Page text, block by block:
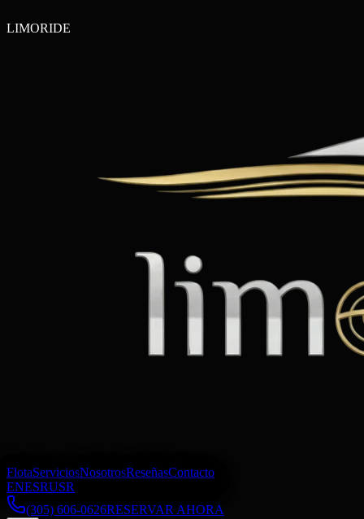
LIMORIDE
FlotaServiciosNosotrosReseñasContacto
ENESRUSR
(305) 606-0626RESERVAR AHORA